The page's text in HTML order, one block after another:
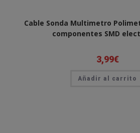
Cable Sonda Multimetro
componentes SMD
3,99€
Añadir al carrito